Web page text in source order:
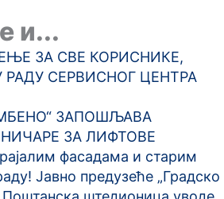
и...
ЗА СВЕ КОРИСНИКЕ,
РАДУ СЕРВИСНОГ ЦЕНТРА
ЗАПОШЉАВА
ЗА ЛИФТОВЕ
фасадама и старим
Јавно предузеће „Градско